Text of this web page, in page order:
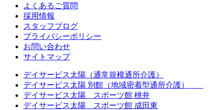
よくあるご質問
採用情報
スタッフブログ
プライバシーポリシー
お問い合わせ
サイトマップ
デイサービス太陽（通常規模通所介護）
デイサービス太陽 別館（地域密着型通所介護）
デイサービス太陽 スポーツ館 桃井
デイサービス太陽 スポーツ館 成田東